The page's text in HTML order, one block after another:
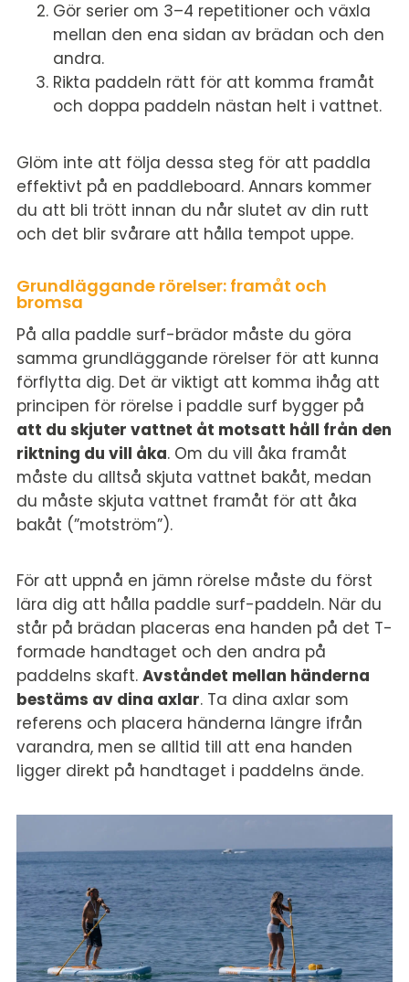
Gör serier om 3–4 repetitioner och växla
mellan den ena sidan av brädan och den
andra.
Rikta paddeln rätt för att komma framåt
och doppa paddeln nästan helt i vattnet.
Glöm inte att följa dessa steg för att paddla
effektivt på en paddleboard. Annars kommer
du att bli trött innan du når slutet av din rutt
och det blir svårare att hålla tempot uppe.
Grundläggande rörelser: framåt och
bromsa
På alla paddle surf-brädor måste du göra
samma grundläggande rörelser för att kunna
förflytta dig. Det är viktigt att komma ihåg att
principen för rörelse i paddle surf bygger på
att du skjuter vattnet åt motsatt håll från den
riktning du vill åka. Om du vill åka framåt
måste du alltså skjuta vattnet bakåt, medan
du måste skjuta vattnet framåt för att åka
bakåt (”motström”).
För att uppnå en jämn rörelse måste du först
lära dig att hålla paddle surf-paddeln. När du
står på brädan placeras ena handen på det T-
formade handtaget och den andra på
paddelns skaft. Avståndet mellan händerna
bestäms av dina axlar. Ta dina axlar som
referens och placera händerna längre ifrån
varandra, men se alltid till att ena handen
ligger direkt på handtaget i paddelns ände.